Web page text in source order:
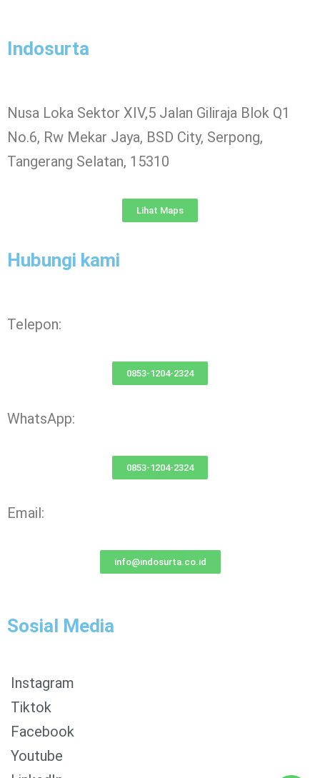
Indosurta
Nusa Loka Sektor XIV,5 Jalan Giliraja Blok Q1
No.6, Rw Mekar Jaya, BSD City, Serpong,
Tangerang Selatan, 15310
Lihat Maps
Hubungi kami
Telepon:
0853-1204-2324
WhatsApp:
0853-1204-2324
Email:
info@indosurta.co.id
Sosial Media
Instagram
Tiktok
Facebook
Youtube